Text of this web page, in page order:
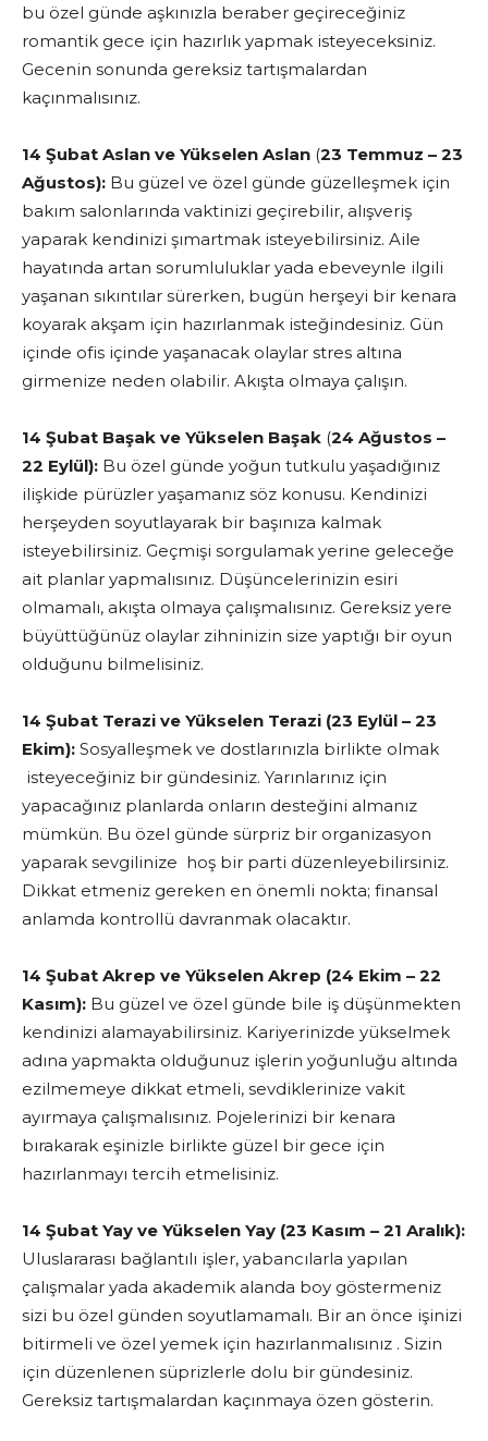
bu özel günde aşkınızla beraber geçireceğiniz
romantik gece için hazırlık yapmak isteyeceksiniz.
Gecenin sonunda gereksiz tartışmalardan
kaçınmalısınız.
14 Şubat Aslan ve Yükselen Aslan (23 Temmuz – 23
Ağustos): Bu güzel ve özel günde güzelleşmek için
bakım salonlarında vaktinizi geçirebilir, alışveriş
yaparak kendinizi şımartmak isteyebilirsiniz. Aile
hayatında artan sorumluluklar yada ebeveynle ilgili
yaşanan sıkıntılar sürerken, bugün herşeyi bir kenara
koyarak akşam için hazırlanmak isteğindesiniz. Gün
içinde ofis içinde yaşanacak olaylar stres altına
girmenize neden olabilir. Akışta olmaya çalışın.
14 Şubat Başak ve Yükselen Başak (24 Ağustos –
22 Eylül): Bu özel günde yoğun tutkulu yaşadığınız
ilişkide pürüzler yaşamanız söz konusu. Kendinizi
herşeyden soyutlayarak bir başınıza kalmak
isteyebilirsiniz. Geçmişi sorgulamak yerine geleceğe
ait planlar yapmalısınız. Düşüncelerinizin esiri
olmamalı, akışta olmaya çalışmalısınız. Gereksiz yere
büyüttüğünüz olaylar zihninizin size yaptığı bir oyun
olduğunu bilmelisiniz.
14 Şubat Terazi ve Yükselen Terazi (23 Eylül – 23
Ekim): Sosyalleşmek ve dostlarınızla birlikte olmak
isteyeceğiniz bir gündesiniz. Yarınlarınız için
yapacağınız planlarda onların desteğini almanız
mümkün. Bu özel günde sürpriz bir organizasyon
yaparak sevgilinize hoş bir parti düzenleyebilirsiniz.
Dikkat etmeniz gereken en önemli nokta; finansal
anlamda kontrollü davranmak olacaktır.
14 Şubat Akrep ve Yükselen Akrep (24 Ekim – 22
Kasım): Bu güzel ve özel günde bile iş düşünmekten
kendinizi alamayabilirsiniz. Kariyerinizde yükselmek
adına yapmakta olduğunuz işlerin yoğunluğu altında
ezilmemeye dikkat etmeli, sevdiklerinize vakit
ayırmaya çalışmalısınız. Pojelerinizi bir kenara
bırakarak eşinizle birlikte güzel bir gece için
hazırlanmayı tercih etmelisiniz.
14 Şubat Yay ve Yükselen Yay (23 Kasım – 21 Aralık):
Uluslararası bağlantılı işler, yabancılarla yapılan
çalışmalar yada akademik alanda boy göstermeniz
sizi bu özel günden soyutlamamalı. Bir an önce işinizi
bitirmeli ve özel yemek için hazırlanmalısınız . Sizin
için düzenlenen süprizlerle dolu bir gündesiniz.
Gereksiz tartışmalardan kaçınmaya özen gösterin.